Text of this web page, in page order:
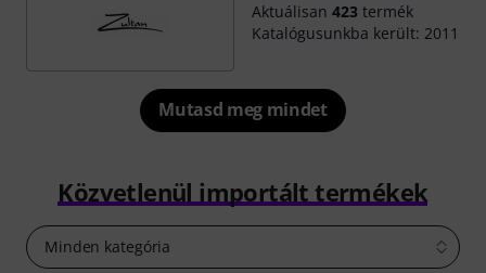
Aktuálisan 423termék
Katalógusunkba került: 2011
Mutasd meg mindet
Közvetlenül importált termékek
Minden kategória